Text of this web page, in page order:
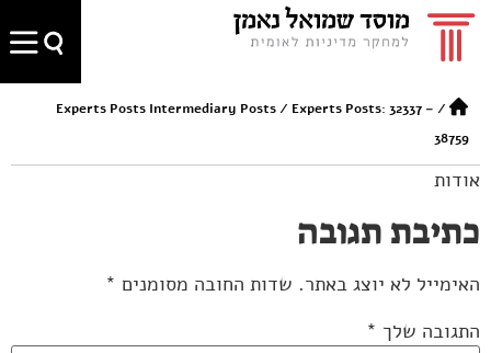
/
Experts Posts Intermediary Posts/ Experts Posts: 32337 –
38759
אודות
כתיבת תגובה
האימייל לא יוצג באתר. שדות החובה מסומנים *
התגובה שלך *